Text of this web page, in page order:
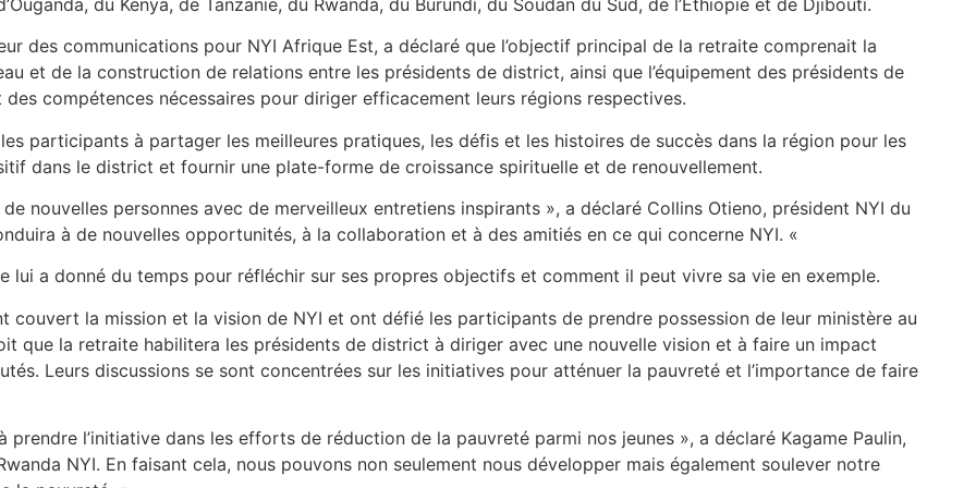
des communications pour NYI Afrique Est, a déclaré que l’objectif principal de la retraite comprenait la
et de la construction de relations entre les présidents de district, ainsi que l’équipement des présidents de
compétences nécessaires pour diriger efficacement leurs régions respectives.
les participants à partager les meilleures pratiques, les défis et les histoires de succès dans la région pour les
dans le district et fournir une plate-forme de croissance spirituelle et de renouvellement.
nouvelles personnes avec de merveilleux entretiens inspirants », a déclaré Collins Otieno, président NYI du
à de nouvelles opportunités, à la collaboration et à des amitiés en ce qui concerne NYI. «
lui a donné du temps pour réfléchir sur ses propres objectifs et comment il peut vivre sa vie en exemple.
couvert la mission et la vision de NYI et ont défié les participants de prendre possession de leur ministère au
que la retraite habilitera les présidents de district à diriger avec une nouvelle vision et à faire un impact
Leurs discussions se sont concentrées sur les initiatives pour atténuer la pauvreté et l’importance de faire
prendre l’initiative dans les efforts de réduction de la pauvreté parmi nos jeunes », a déclaré Kagame Paulin,
NYI. En faisant cela, nous pouvons non seulement nous développer mais également soulever notre